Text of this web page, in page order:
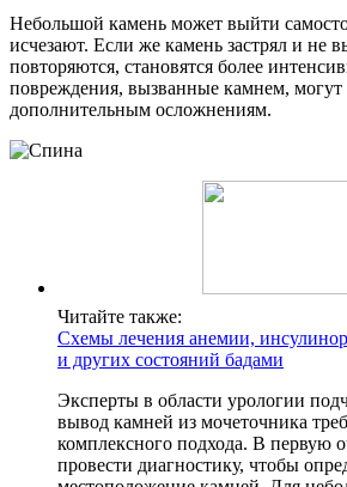
Небольшой камень может выйти
исчезают. Если же камень застрял и не
повторяются, становятся более
повреждения, вызванные камнем, могут
дополнительным осложнениям.
Читайте также:
Схемы лечения анемии,
и других состояний бадами
Эксперты в области урологии
вывод камней из мочеточника
комплексного подхода. В первую
провести диагностику, чтобы